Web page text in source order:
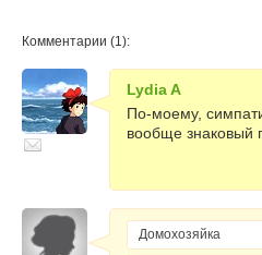
Комментарии (1):
Lydia A
По-моему,
вообще знаковый